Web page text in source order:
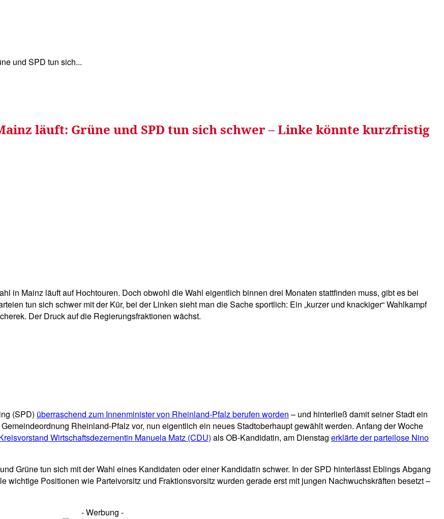
und SPD tun sich...
läuft: Grüne und SPD tun sich schwer – Linke könnte kurzfristig
in Mainz läuft auf Hochtouren. Doch obwohl die Wahl eigentlich binnen drei Monaten stattfinden muss, gibt es bei
tun sich schwer mit der Kür, bei der Linken sieht man die Sache sportlich: Ein „kurzer und knackiger“ Wahlkampf
Der Druck auf die Regierungsfraktionen wächst.
(SPD) überraschend zum Innenminister von Rheinland-Pfalz berufen worden – und hinterließ damit seiner Stadt ein
Rheinland-Pfalz vor, nun eigentlich ein neues Stadtoberhaupt gewählt werden. Anfang der Woche
Wirtschaftsdezernentin Manuela Matz (CDU) als OB-Kandidatin, am Dienstag erklärte der parteilose Nino
Grüne tun sich mit der Wahl eines Kandidaten oder einer Kandidatin schwer. In der SPD hinterlässt Eblings Abgang
wichtige Positionen wie Parteivorsitz und Fraktionsvorsitz wurden gerade erst mit jungen Nachwuchskräften besetzt –
- Werbung -